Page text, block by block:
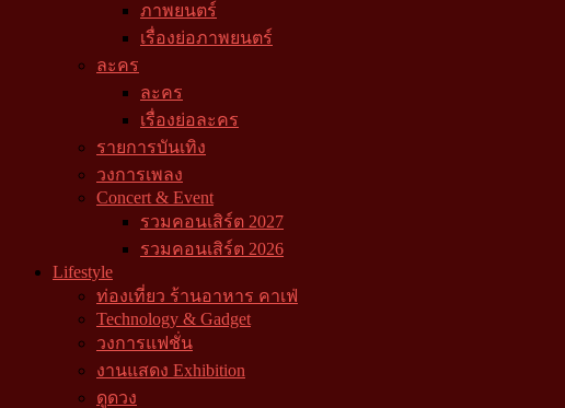
ภาพยนตร์
เรื่องย่อภาพยนตร์
ละคร
ละคร
เรื่องย่อละคร
รายการบันเทิง
วงการเพลง
Concert & Event
รวมคอนเสิร์ต 2027
รวมคอนเสิร์ต 2026
Lifestyle
ท่องเที่ยว ร้านอาหาร คาเฟ่
Technology & Gadget
วงการแฟชั่น
งานแสดง Exhibition
ดูดวง